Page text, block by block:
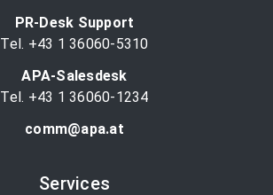
PR-Desk Support
Tel. +43 1 36060-5310
APA-Salesdesk
Tel. +43 1 36060-1234
comm@apa.at
Services